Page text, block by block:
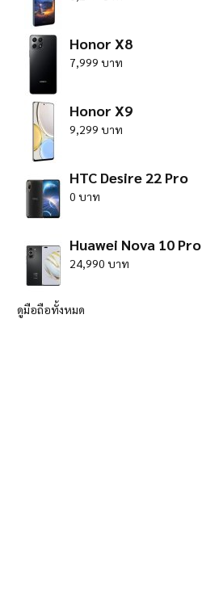
Honor X8
7,999 บาท
Honor X9
9,299 บาท
HTC Desire 22 Pro
0 บาท
Huawei Nova 10 Pro
24,990 บาท
ดูมือถือทั้งหมด